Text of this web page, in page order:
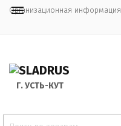
Организационная информация
Г. УСТЬ-КУТ